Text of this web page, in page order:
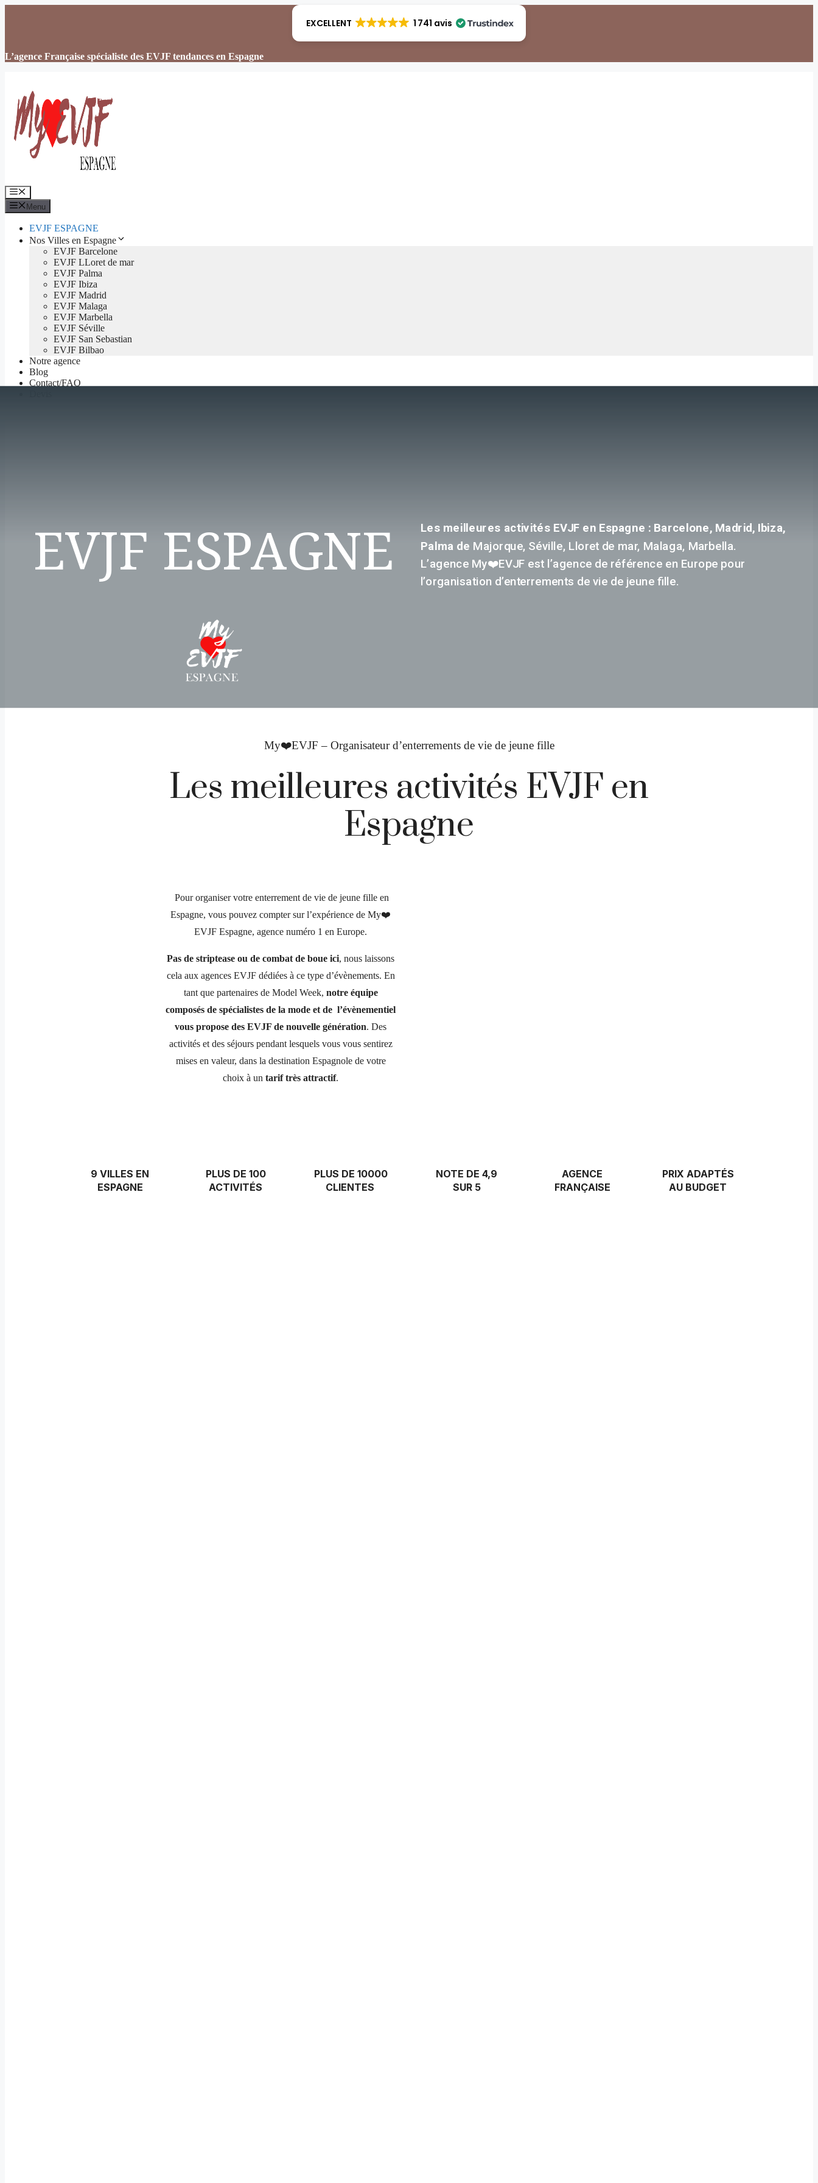
EXCELLENT 1 741 avis
L’agence Française spécialiste des EVJF tendances en Espagne
Menu
Menu
EVJF ESPAGNE
Nos Villes en Espagne
EVJF Barcelone
EVJF LLoret de mar
EVJF Palma
EVJF Ibiza
EVJF Madrid
EVJF Malaga
EVJF Marbella
EVJF Séville
EVJF San Sebastian
EVJF Bilbao
Notre agence
Blog
Contact/FAQ
EVJF ESPAGNE
Les meilleures activités EVJF en Espagne : Barcelone, Madrid, Ibiza,
Palma de Majorque, Séville, Lloret de mar, Malaga, Marbella.
L’agence My❤️EVJF est l’agence de référence en Europe pour
l’organisation d’enterrements de vie de jeune fille.
My❤️EVJF – Organisateur d’enterrements de vie de jeune fille
Les meilleures activités EVJF en
Espagne
Pour organiser votre enterrement de vie de jeune fille en
Espagne, vous pouvez compter sur l’expérience de My❤️
EVJF Espagne, agence numéro 1 en Europe.
Pas de striptease ou de combat de boue ici, nous laissons
cela aux agences EVJF dédiées à ce type d’évènements. En
tant que partenaires de Model Week, notre équipe
composés de spécialistes de la mode et de l’évènementiel
vous propose des EVJF de nouvelle génération. Des
activités et des séjours pendant lesquels vous vous sentirez
mises en valeur, dans la destination Espagnole de votre
choix à un tarif très attractif.
9 VILLES EN
ESPAGNE
PLUS DE 100
ACTIVITÉS
PLUS DE 10000
CLIENTES
NOTE DE 4,9
SUR 5
AGENCE
FRANÇAISE
PRIX ADAPTÉS
AU BUDGET